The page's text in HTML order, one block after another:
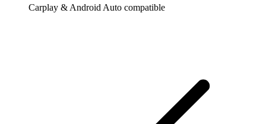
Carplay & Android Auto compatible